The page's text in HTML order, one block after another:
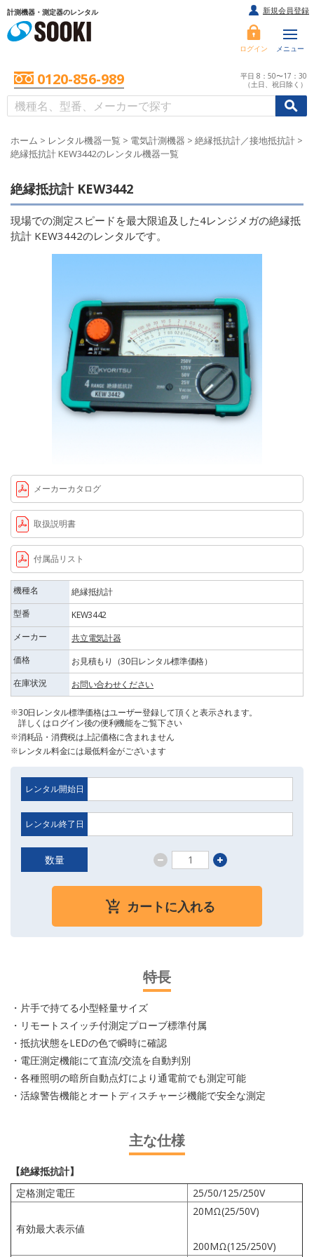
計測機器・測定器のレンタル
ログイン メニュー
0120-856-989
平日 8：50〜17：30
（土日、祝日除く）
//
新規会員登録
ホーム > レンタル機器一覧 > 電気計測機器 > 絶縁抵抗計／接地抵抗計 >
絶縁抵抗計 KEW3442のレンタル機器一覧
絶縁抵抗計 KEW3442
現場での測定スピードを最大限追及した4レンジメガの絶縁抵
抗計 KEW3442のレンタルです。
メーカーカタログ
取扱説明書
付属品リスト
機種名
絶縁抵抗計
型番
KEW3442
メーカー
共立電気計器
価格
お見積もり（30日レンタル標準価格）
在庫状況
お問い合わせください
30日レンタル標準価格はユーザー登録して頂くと表示されます。
詳しくはログイン後の便利機能をご覧下さい
消耗品・消費税は上記価格に含まれません
レンタル料金には最低料金がございます
レンタル開始日
レンタル終了日
数量
カートに入れる
特長
・片手で持てる小型軽量サイズ
・リモートスイッチ付測定プローブ標準付属
・抵抗状態をLEDの色で瞬時に確認
・電圧測定機能にて直流/交流を自動判別
・各種照明の暗所自動点灯により通電前でも測定可能
・活線警告機能とオートディスチャージ機能で安全な測定
主な仕様
【絶縁抵抗計】
定格測定電圧
25/50/125/250V
有効最大表示値
20MΩ(25/50V)
200MΩ(125/250V)